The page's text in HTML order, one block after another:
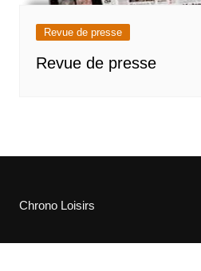
Revue de presse
Revue de presse
Chrono Loisirs